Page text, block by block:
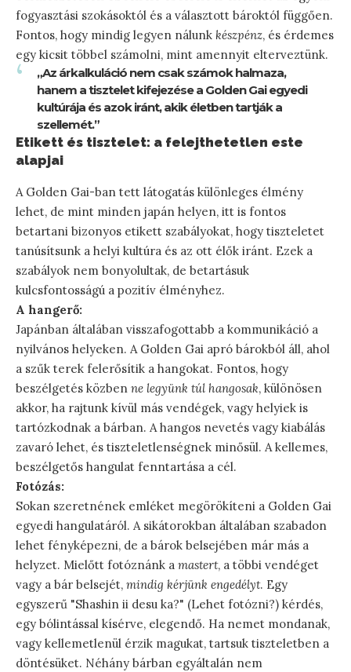
fogyasztási szokásoktól és a választott bároktól függően.
Fontos, hogy mindig legyen nálunk készpénz, és érdemes
egy kicsit többel számolni, mint amennyit elterveztünk.
„Az árkalkuláció nem csak számok halmaza,
hanem a tisztelet kifejezése a Golden Gai egyedi
kultúrája és azok iránt, akik életben tartják a
szellemét.”
Etikett és tisztelet: a felejthetetlen este
alapjai
A Golden Gai-ban tett látogatás különleges élmény
lehet, de mint minden japán helyen, itt is fontos
betartani bizonyos etikett szabályokat, hogy tiszteletet
tanúsítsunk a helyi kultúra és az ott élők iránt. Ezek a
szabályok nem bonyolultak, de betartásuk
kulcsfontosságú a pozitív élményhez.
A hangerő:
Japánban általában visszafogottabb a kommunikáció a
nyilvános helyeken. A Golden Gai apró bárokból áll, ahol
a szűk terek felerősítik a hangokat. Fontos, hogy
beszélgetés közben ne legyünk túl hangosak, különösen
akkor, ha rajtunk kívül más vendégek, vagy helyiek is
tartózkodnak a bárban. A hangos nevetés vagy kiabálás
zavaró lehet, és tiszteletlenségnek minősül. A kellemes,
beszélgetős hangulat fenntartása a cél.
Fotózás:
Sokan szeretnének emléket megörökíteni a Golden Gai
egyedi hangulatáról. A sikátorokban általában szabadon
lehet fényképezni, de a bárok belsejében már más a
helyzet. Mielőtt fotóznánk a mastert, a többi vendéget
vagy a bár belsejét, mindig kérjünk engedélyt. Egy
egyszerű "Shashin ii desu ka?" (Lehet fotózni?) kérdés,
egy bólintással kísérve, elegendő. Ha nemet mondanak,
vagy kellemetlenül érzik magukat, tartsuk tiszteletben a
döntésüket. Néhány bárban egyáltalán nem